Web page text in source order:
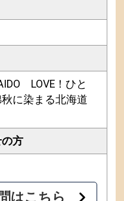
LOVE！ひと
に染まる北海道
方
はこちら